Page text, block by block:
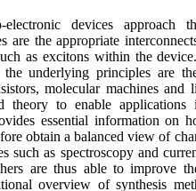
devices approach
are the appropriate
as excitons within the
underlying principles are
molecular machines and
theory to enable
essential information on
obtain a balanced view of
such as spectroscopy and
are thus able to improve
overview of synthesis